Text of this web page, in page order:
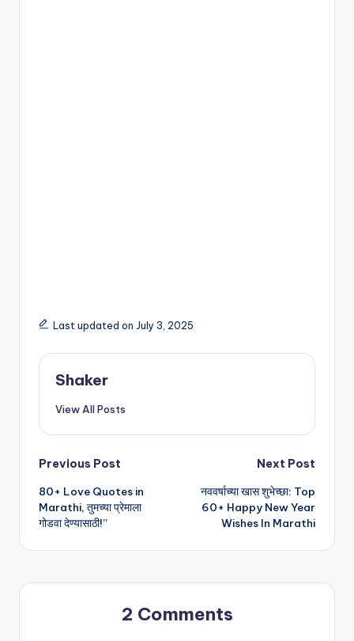
Last updated on July 3, 2025
Shaker
View All Posts
Post
navigation
Previous Post
80+ Love Quotes in
Marathi, तुमच्या प्रेमाला
गोडवा देण्यासाठी!”
Next Post
नववर्षाच्या खास शुभेच्छा: Top
60+ Happy New Year
Wishes In Marathi
2 Comments